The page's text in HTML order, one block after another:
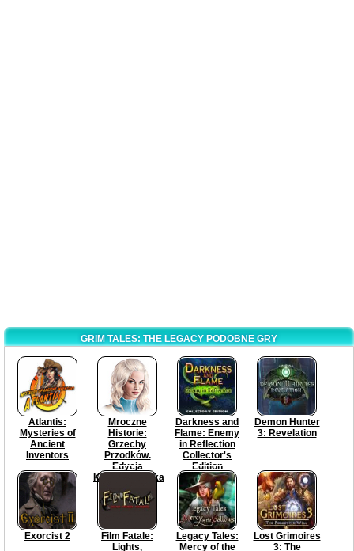
GRIM TALES: THE LEGACY PODOBNE GRY
Atlantis:
Mysteries of
Ancient
Inventors
Mroczne
Historie:
Grzechy
Przodków.
Edycja
Kolekcjonerska
Darkness and
Flame: Enemy
in Reflection
Collector's
Edition
Demon Hunter
3: Revelation
Exorcist 2
Film Fatale:
Lights,
Legacy Tales:
Mercy of the
Lost Grimoires
3: The